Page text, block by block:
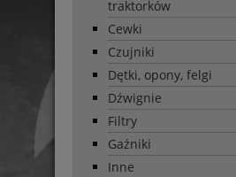
traktorków
Cewki
Czujniki
Dętki, opony, felgi
Dźwignie
Filtry
Gaźniki
Inne